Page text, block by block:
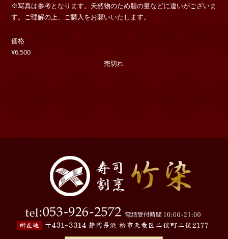
※写真は参考となります。天然物のため脂の量などに違いがございま
す。ご理解の上、ご購入をお願いいたします。
価格
¥6,500
売切れ